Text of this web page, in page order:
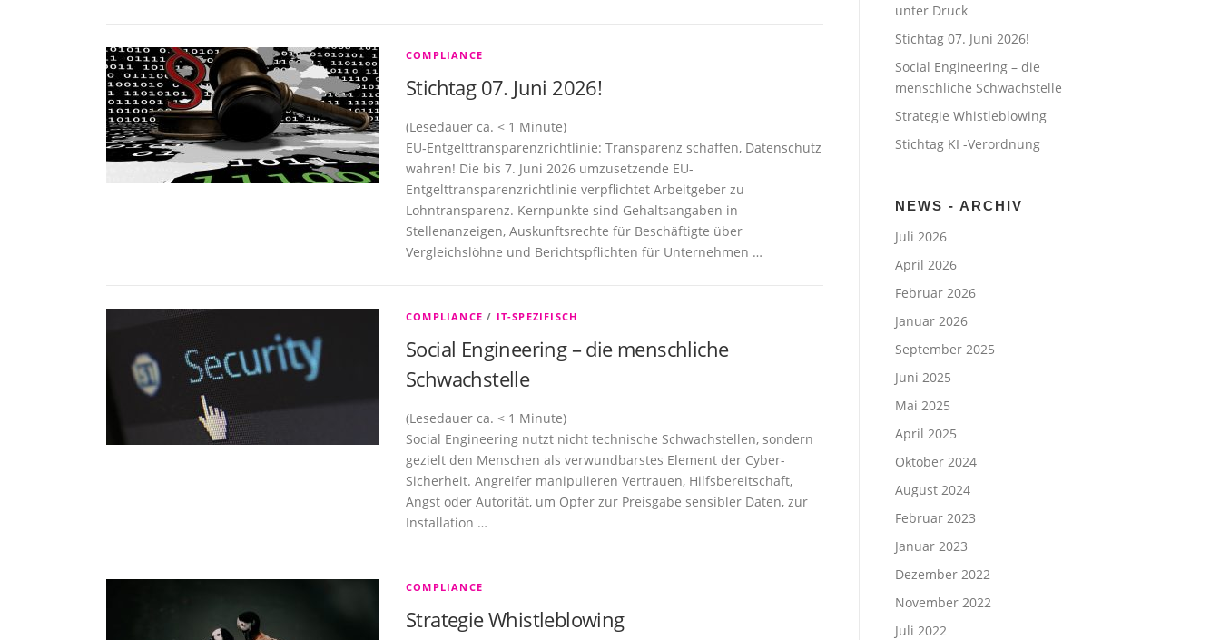
COMPLIANCE
Stichtag 07. Juni 2026!
(Lesedauer ca. < 1 Minute)
EU‑Entgelttransparenzrichtlinie: Transparenz schaffen, Datenschutz
wahren! Die bis 7. Juni 2026 umzusetzende EU-
Entgelttransparenzrichtlinie verpflichtet Arbeitgeber zu
Lohntransparenz. Kernpunkte sind Gehaltsangaben in
Stellenanzeigen, Auskunftsrechte für Beschäftigte über
Vergleichslöhne und Berichtspflichten für Unternehmen …
COMPLIANCE / IT-SPEZIFISCH
Social Engineering – die menschliche
Schwachstelle
(Lesedauer ca. < 1 Minute)
Social Engineering nutzt nicht technische Schwachstellen, sondern
gezielt den Menschen als verwundbarstes Element der Cyber-
Sicherheit. Angreifer manipulieren Vertrauen, Hilfsbereitschaft,
Angst oder Autorität, um Opfer zur Preisgabe sensibler Daten, zur
Installation …
COMPLIANCE
Strategie Whistleblowing
unter Druck
Stichtag 07. Juni 2026!
Social Engineering – die
menschliche Schwachstelle
Strategie Whistleblowing
Stichtag KI -Verordnung
NEWS - ARCHIV
Juli 2026
April 2026
Februar 2026
Januar 2026
September 2025
Juni 2025
Mai 2025
April 2025
Oktober 2024
August 2024
Februar 2023
Januar 2023
Dezember 2022
November 2022
Juli 2022